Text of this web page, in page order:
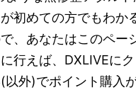
初めての方でもわか
、あなたはこのペー
行えば、DXLIVEに
以外)でポイント購入